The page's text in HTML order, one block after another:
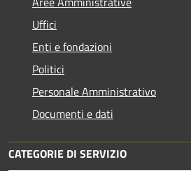
Uffici
Enti e fondazioni
Politici
Personale Amministrativo
Documenti e dati
CATEGORIE DI SERVIZIO